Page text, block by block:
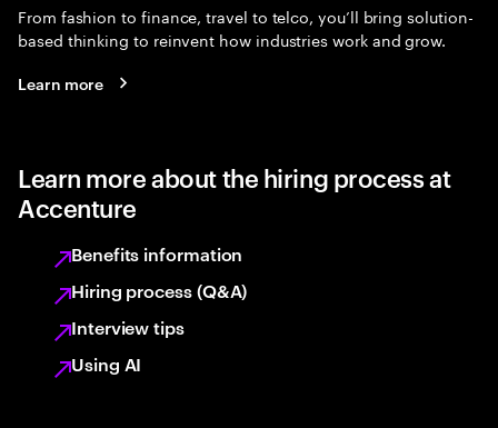
From fashion to finance, travel to telco, you’ll bring solution-
based thinking to reinvent how industries work and grow.
Learn more
Learn more about the hiring process at
Accenture
Benefits information
Hiring process (Q&A)
Interview tips
Using AI